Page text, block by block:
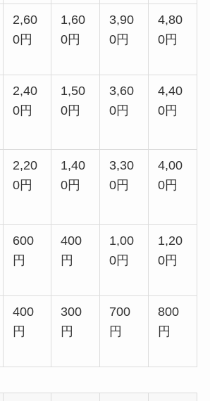
2,60
0円
1,60
0円
3,90
0円
4,80
0円
2,40
0円
1,50
0円
3,60
0円
4,40
0円
2,20
0円
1,40
0円
3,30
0円
4,00
0円
600
円
400
円
1,00
0円
1,20
0円
400
円
300
円
700
円
800
円